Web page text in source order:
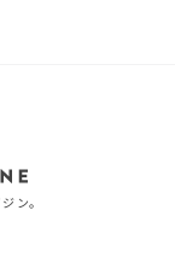
ン。